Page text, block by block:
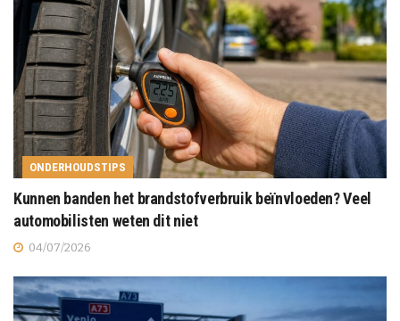
ONDERHOUDSTIPS
Kunnen banden het brandstofverbruik beïnvloeden? Veel
automobilisten weten dit niet
04/07/2026